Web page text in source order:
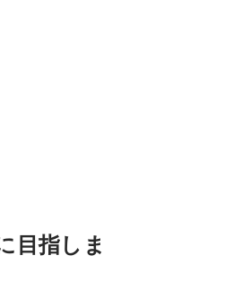
目指しま